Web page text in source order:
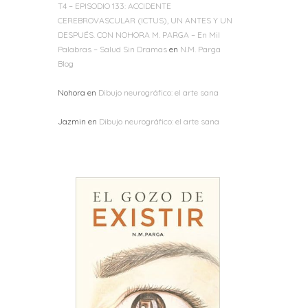
T4 – EPISODIO 133: ACCIDENTE
CEREBROVASCULAR (ICTUS), UN ANTES Y UN
DESPUÉS. CON NOHORA M. PARGA – En Mil
Palabras – Salud Sin Dramasen N.M. Parga
Blog
Nohora en Dibujo neurográfico: el arte sana
Jazmin en Dibujo neurográfico: el arte sana